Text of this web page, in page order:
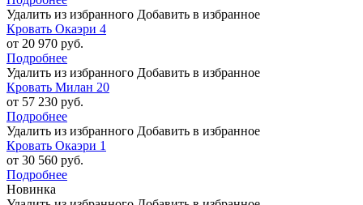
Удалить из избранного Добавить в избранное
Кровать Окаэри 4
от 20 970 руб.
Подробнее
Удалить из избранного Добавить в избранное
Кровать Милан 20
от 57 230 руб.
Подробнее
Удалить из избранного Добавить в избранное
Кровать Окаэри 1
от 30 560 руб.
Подробнее
Новинка